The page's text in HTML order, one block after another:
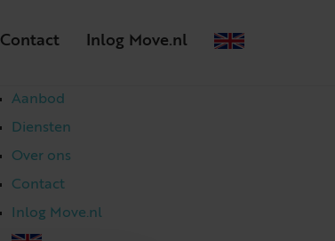
Contact Inlog Move.nl
Aanbod
Diensten
Over ons
Contact
Inlog Move.nl